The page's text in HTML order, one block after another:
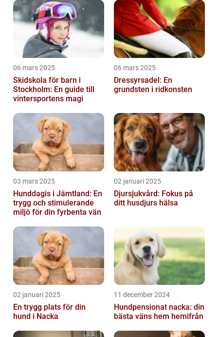
06 mars 2025
Skidskola för barn i
Stockholm: En guide till
vintersportens magi
06 mars 2025
Dressyrsadel: En
grundsten i ridkonsten
03 mars 2025
Hunddagis i Jämtland: En
trygg och stimulerande
miljö för din fyrbenta vän
02 januari 2025
Djursjukvård: Fokus på
ditt husdjurs hälsa
02 januari 2025
En trygg plats för din
hund i Nacka
11 december 2024
Hundpensionat nacka: din
bästa väns hem hemifrån